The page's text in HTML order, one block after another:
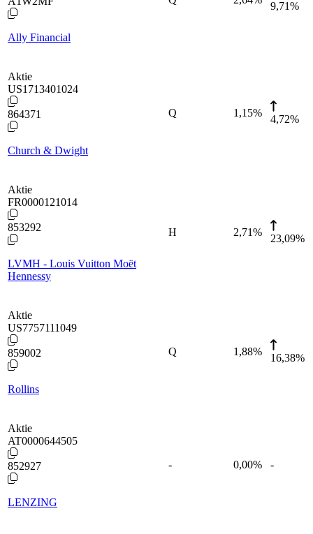
Ally Financial
9,71%
Aktie
US1713401024
864371
Church & Dwight
Q 1,15%
4,72%
Aktie
FR0000121014
853292
LVMH - Louis Vuitton Moët
Hennessy
H 2,71%
23,09%
Aktie
US7757111049
859002
Rollins
Q 1,88%
16,38%
Aktie
AT0000644505
852927
LENZING
- 0,00% -